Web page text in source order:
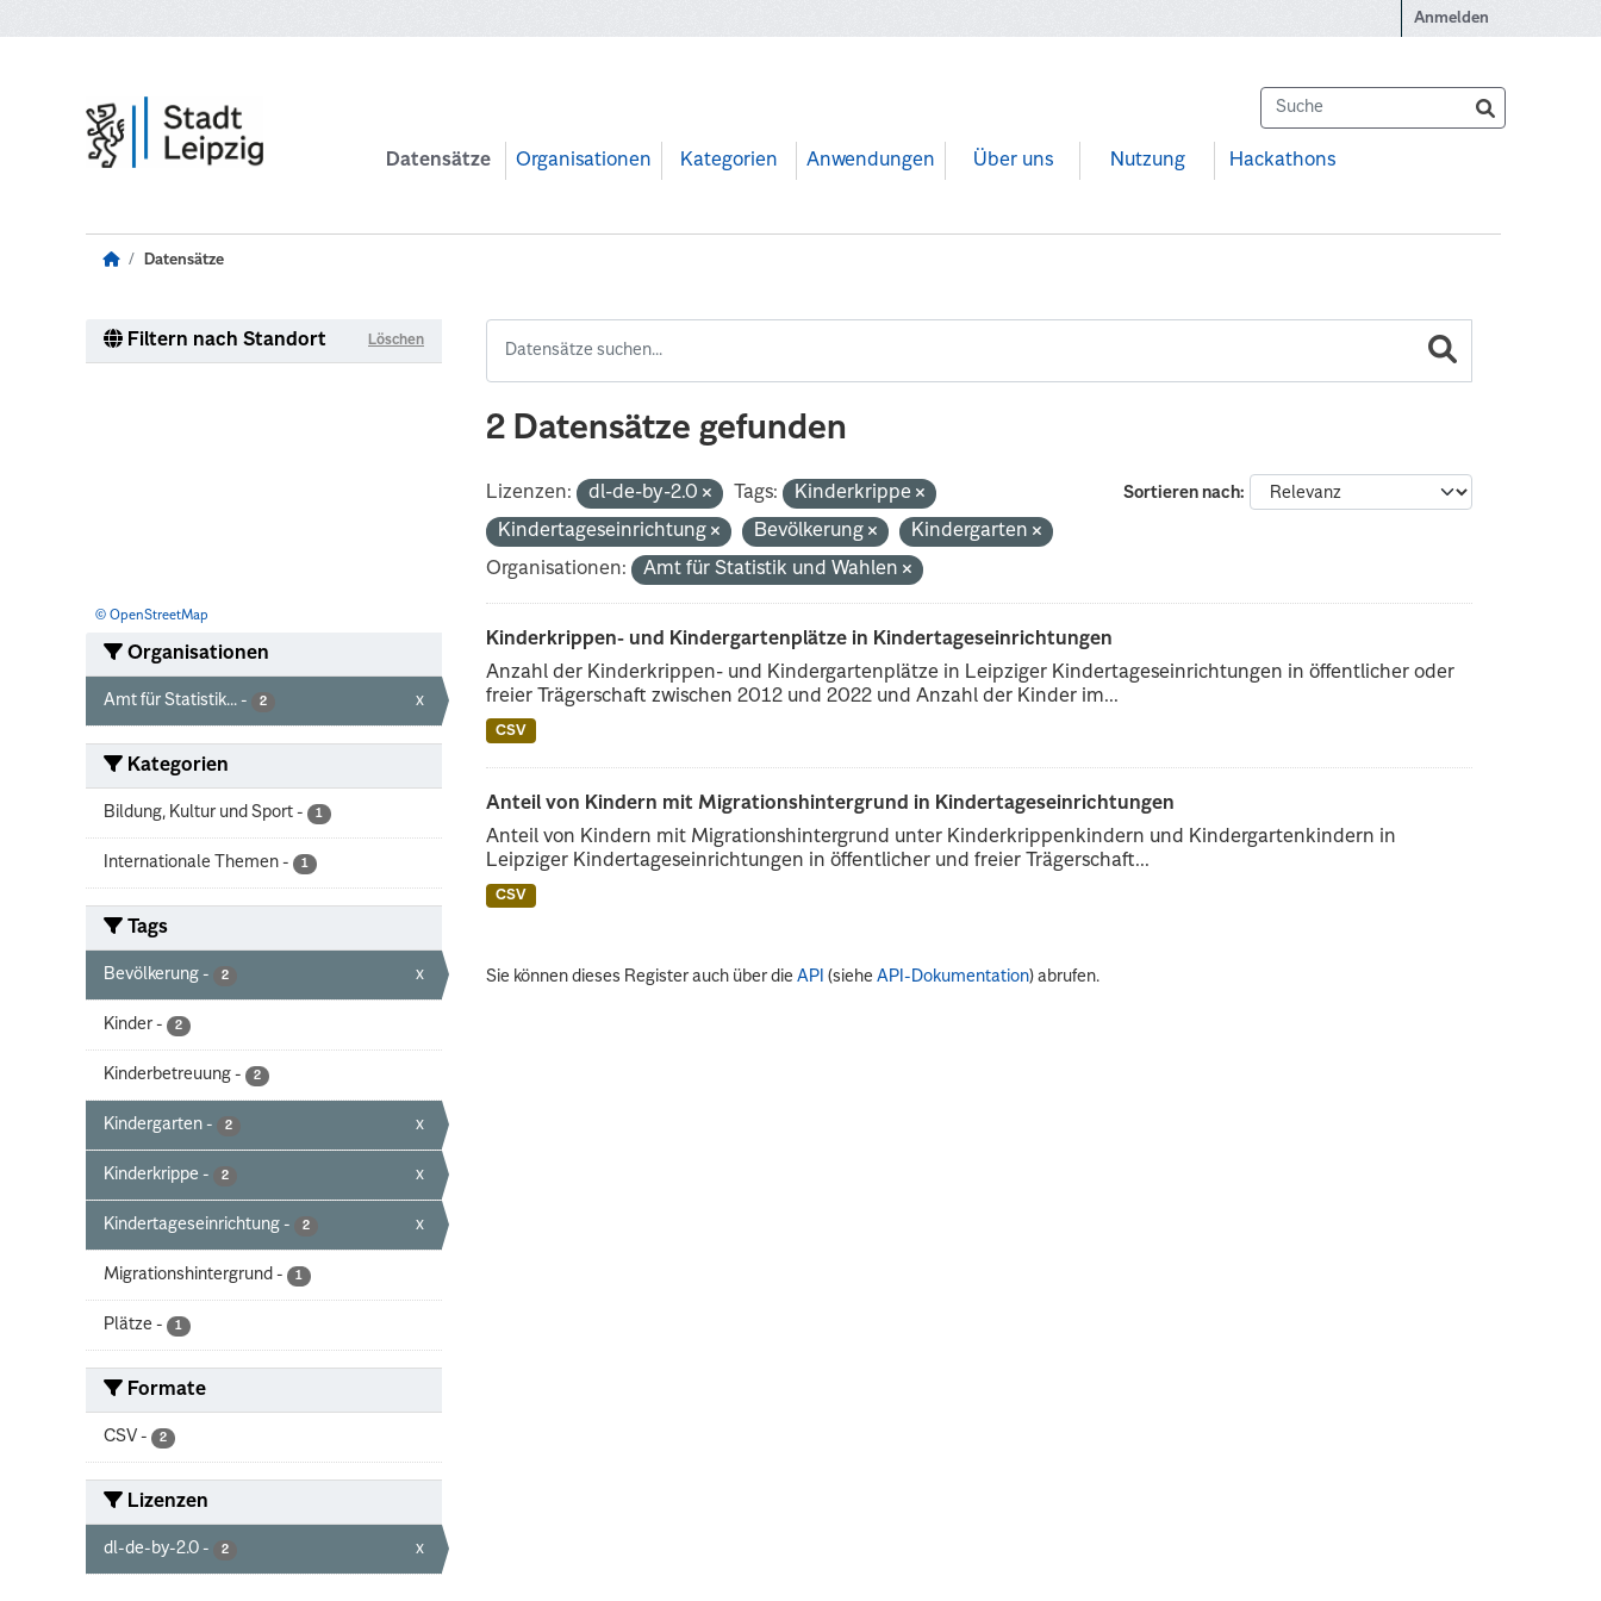
Anmelden
Datensätze Organisationen Kategorien Anwendungen Über uns Nutzung Hackathons
Datensätze
Filtern nach Standort Löschen
© OpenStreetMap
Organisationen
Amt für Statistik... - 2 x
Kategorien
Bildung, Kultur und Sport - 1
Internationale Themen - 1
Tags
Bevölkerung - 2 x
Kinder - 2
Kinderbetreuung - 2
Kindergarten - 2 x
Kinderkrippe - 2 x
Kindertageseinrichtung - 2 x
Migrationshintergrund - 1
Plätze - 1
Formate
CSV - 2
Lizenzen
dl-de-by-2.0 - 2 x
2 Datensätze gefunden
Sortieren nach
Lizenzen: dl-de-by-2.0 Tags:
Kinderkrippe
Kindertageseinrichtung
Bevölkerung
Kindergarten
Organisationen:
Amt für Statistik und Wahlen
Kinderkrippen- und Kindergartenplätze in Kindertageseinrichtungen
Anzahl der Kinderkrippen- und Kindergartenplätze in Leipziger Kindertageseinrichtungen in öffentlicher oder
freier Trägerschaft zwischen 2012 und 2022 und Anzahl der Kinder im...
CSV
Anteil von Kindern mit Migrationshintergrund in Kindertageseinrichtungen
Anteil von Kindern mit Migrationshintergrund unter Kinderkrippenkindern und Kindergartenkindern in
Leipziger Kindertageseinrichtungen in öffentlicher und freier Trägerschaft...
CSV
Sie können dieses Register auch über dieAPI (sieheAPI-Dokumentation) abrufen.